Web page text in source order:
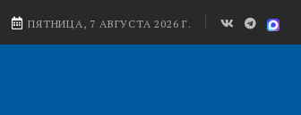
ПЯТНИЦА, 7 АВГУСТА 2026 Г.